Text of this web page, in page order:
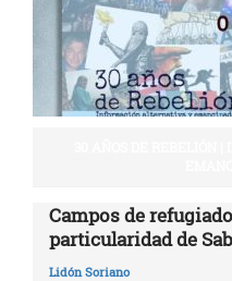
Campos de
particularidad de
Lidón Soriano